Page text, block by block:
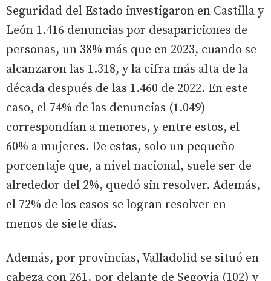
Seguridad del Estado investigaron en Castilla y
León 1.416 denuncias por desapariciones de
personas, un 38% más que en 2023, cuando se
alcanzaron las 1.318, y la cifra más alta de la
década después de las 1.460 de 2022. En este
caso, el 74% de las denuncias (1.049)
correspondían a menores, y entre estos, el
60% a mujeres. De estas, solo un pequeño
porcentaje que, a nivel nacional, suele ser de
alrededor del 2%, quedó sin resolver. Además,
el 72% de los casos se logran resolver en
menos de siete días.
Además, por provincias, Valladolid se situó en
cabeza con 261, por delante de Segovia (102) y